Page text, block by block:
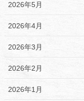
2026年5月
2026年4月
2026年3月
2026年2月
2026年1月